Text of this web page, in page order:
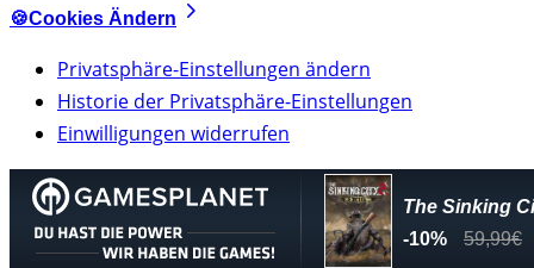
🍪Cookies Ändern
Privatsphäre-Einstellungen ändern
Historie der Privatsphäre-Einstellungen
Einwilligungen widerrufen